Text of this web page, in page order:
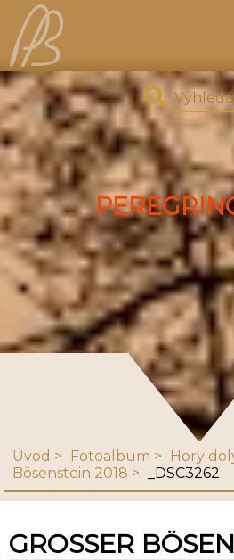
Úvod Fotoalbum Hory
Bösenstein 2018
_DSC3262
GROSSER